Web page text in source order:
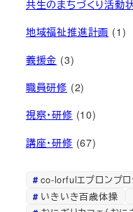
共生のまちづくり活動
地域福祉推進計画 (1)
義援金 (3)
職員研修 (2)
視察・研修 (10)
講座・研修 (67)
co-lorfulエプロンプロ
いきいき百歳体操